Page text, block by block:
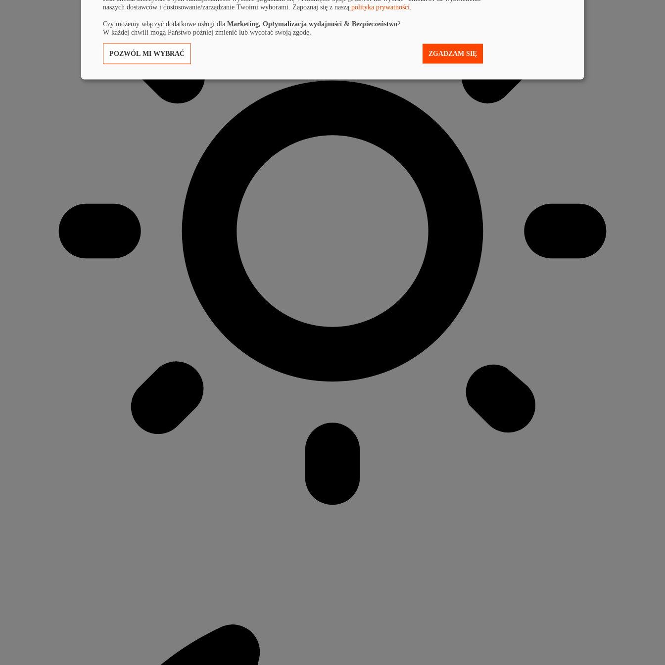
naszych dostawców i dostosowanie/zarządzanie Twoimi wyborami. Zapoznaj się z naszą polityka prywatności
Czy możemy włączyć dodatkowe usługi dla Marketing, Optymalizacja wydajności & Bezpieczeństwo?
W każdej chwili mogą Państwo później zmienić lub wycofać swoją zgodę.
POZWÓL MI WYBRAĆ ZGADZAM SIĘ